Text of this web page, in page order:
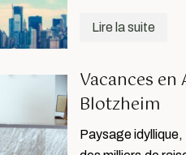
Lire la suite
Vacances
Blotzheim
Paysage